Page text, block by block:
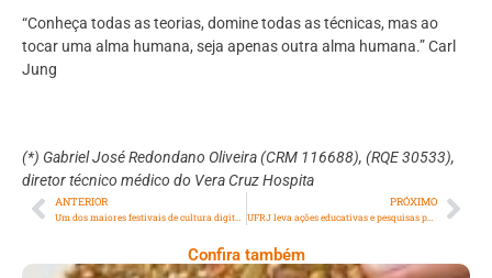
“Conheça todas as teorias, domine todas as técnicas, mas ao
tocar uma alma humana, seja apenas outra alma humana.” Carl
Jung
(*) Gabriel José Redondano Oliveira(CRM 116688), (RQE 30533),
diretor técnico médico do Vera Cruz Hospita
ANTERIOR
Um dos maiores festivais de cultura digital do país, o HACKTUDO chega à sétima edição, com novidades e atrações gratuitas para crianças e adultos, que mesclam tecnologia, entretenimento e cultura
PRÓXIMO
UFRJ leva ações educativas e pesquisas para evento gratuito na Praça Mauá
Confira também